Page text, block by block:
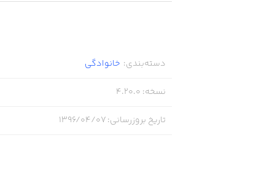
دسته‌بندی: خانوادگی
نسخه:
4.20.0
تاریخ بروزرسانی:۱۳۹۶/۰۴/۰۷